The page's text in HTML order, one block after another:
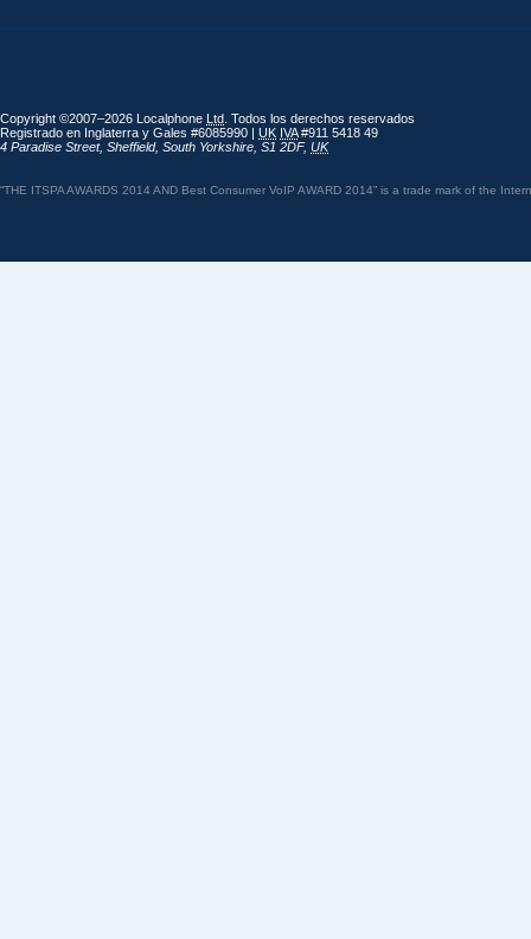
Copyright ©2007–2026 Localphone Ltd . Todos los derechos reservados
Registrado en Inglaterra y Gales #6085990 | UK IVA#911 5418 49
4 Paradise Street, Sheffield, South Yorkshire S1 2DF, UK
“THE ITSPA AWARDS 2014 AND Best Consumer VoIP AWARD 2014” is a trade mark of the